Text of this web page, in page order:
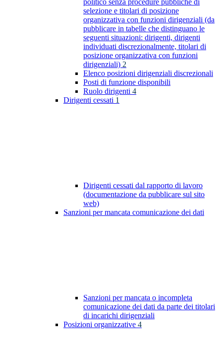
politico senza procedure pubbliche di
selezione e titolari di posizione
organizzativa con funzioni dirigenziali (da
pubblicare in tabelle che distinguano le
seguenti situazioni: dirigenti, dirigenti
individuati discrezionalmente, titolari di
posizione organizzativa con funzioni
dirigenziali) 2
Elenco posizioni dirigenziali discrezionali
Posti di funzione disponibili
Ruolo dirigenti 4
Dirigenti cessati 1
Dirigenti cessati dal rapporto di lavoro
(documentazione da pubblicare sul sito
web)
Sanzioni per mancata comunicazione dei dati
Sanzioni per mancata o incompleta
comunicazione dei dati da parte dei titolari
di incarichi dirigenziali
Posizioni organizzative 4